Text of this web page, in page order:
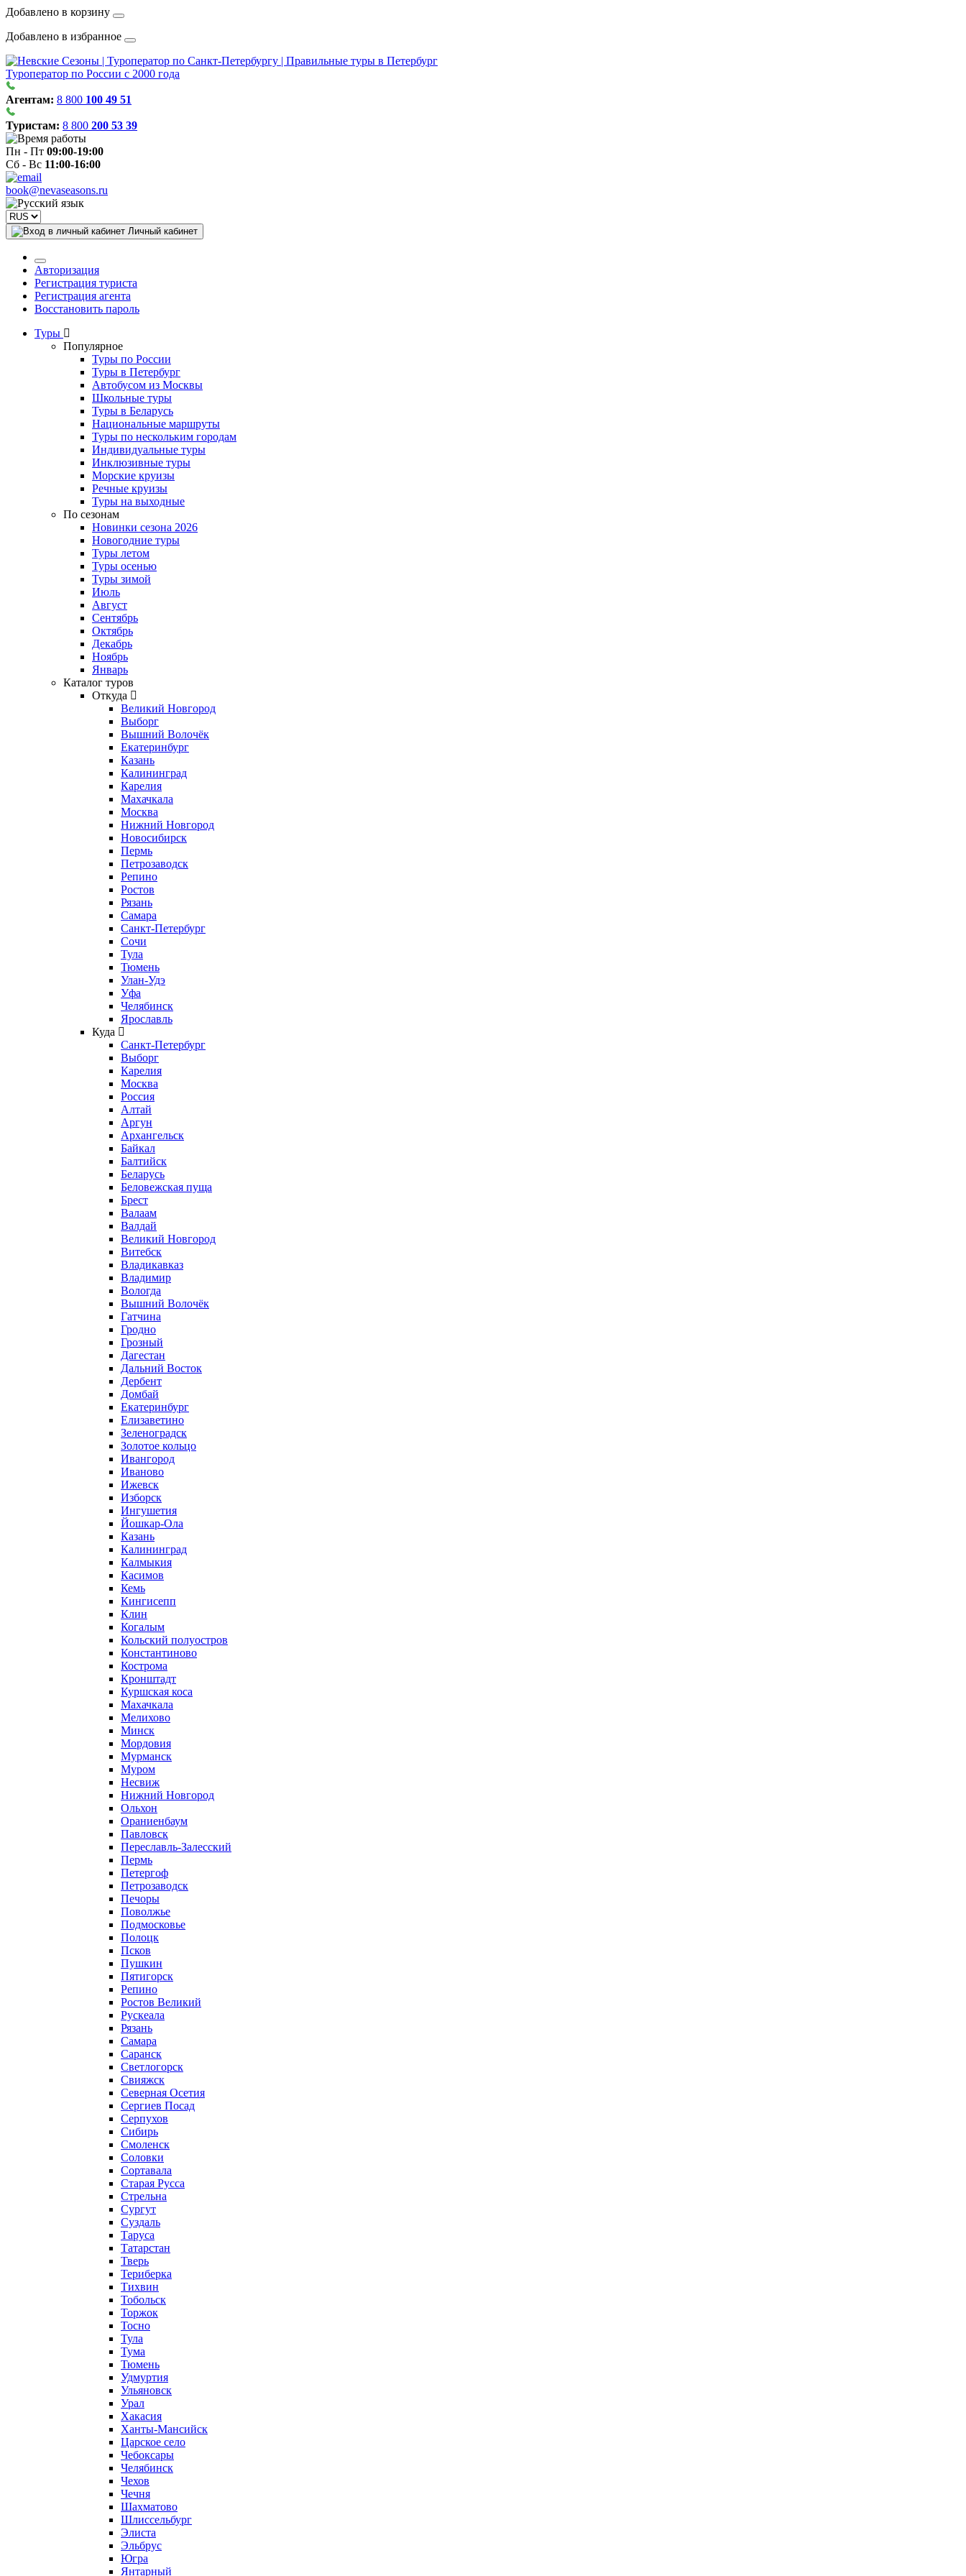
Добавлено в корзину
Добавлено в избранное
Туроператор по России с 2000 года
Агентам: 8 800 100 49 51
Туристам: 8 800 200 53 39
Пн - Пт 09:00-19:00
Сб - Вс 11:00-16:00
book@nevaseasons.ru
Личный кабинет
Авторизация
Регистрация туриста
Регистрация агента
Восстановить пароль
Туры
Популярное
Туры по России
Туры в Петербург
Автобусом из Москвы
Школьные туры
Туры в Беларусь
Национальные маршруты
Туры по нескольким городам
Индивидуальные туры
Инклюзивные туры
Морские круизы
Речные круизы
Туры на выходные
По сезонам
Новинки сезона 2026
Новогодние туры
Туры летом
Туры осенью
Туры зимой
Июль
Август
Сентябрь
Октябрь
Декабрь
Ноябрь
Январь
Каталог туров
Откуда
Великий Новгород
Выборг
Вышний Волочёк
Екатеринбург
Казань
Калининград
Карелия
Махачкала
Москва
Нижний Новгород
Новосибирск
Пермь
Петрозаводск
Репино
Ростов
Рязань
Самара
Санкт-Петербург
Сочи
Тула
Тюмень
Улан-Удэ
Уфа
Челябинск
Ярославль
Куда
Санкт-Петербург
Выборг
Карелия
Москва
Россия
Алтай
Аргун
Архангельск
Байкал
Балтийск
Беларусь
Беловежская пуща
Брест
Валаам
Валдай
Великий Новгород
Витебск
Владикавказ
Владимир
Вологда
Вышний Волочёк
Гатчина
Гродно
Грозный
Дагестан
Дальний Восток
Дербент
Домбай
Екатеринбург
Елизаветино
Зеленоградск
Золотое кольцо
Ивангород
Иваново
Ижевск
Изборск
Ингушетия
Йошкар-Ола
Казань
Калининград
Калмыкия
Касимов
Кемь
Кингисепп
Клин
Когалым
Кольский полуостров
Константиново
Кострома
Кронштадт
Куршская коса
Махачкала
Мелихово
Минск
Мордовия
Мурманск
Муром
Несвиж
Нижний Новгород
Ольхон
Ораниенбаум
Павловск
Переславль-Залесский
Пермь
Петергоф
Петрозаводск
Печоры
Поволжье
Подмосковье
Полоцк
Псков
Пушкин
Пятигорск
Репино
Ростов Великий
Рускеала
Рязань
Самара
Саранск
Светлогорск
Свияжск
Северная Осетия
Сергиев Посад
Серпухов
Сибирь
Смоленск
Соловки
Сортавала
Старая Русса
Стрельна
Сургут
Суздаль
Таруса
Татарстан
Тверь
Териберка
Тихвин
Тобольск
Торжок
Тосно
Тула
Тума
Тюмень
Удмуртия
Ульяновск
Урал
Хакасия
Ханты-Мансийск
Царское село
Чебоксары
Челябинск
Чехов
Чечня
Шахматово
Шлиссельбург
Элиста
Эльбрус
Югра
Янтарный